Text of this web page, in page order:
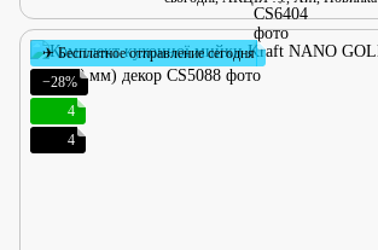
✈ Бесплатное отправление сегодня
−28%
4
4